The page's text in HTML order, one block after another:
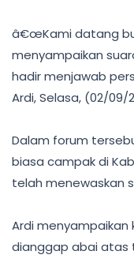
â€œKami datang
menyampaikan
hadir menjawab
Ardi, Selasa, (02/09/
Dalam forum
biasa campak di
telah menewaskan
Ardi menyampaikan
dianggap abai atas